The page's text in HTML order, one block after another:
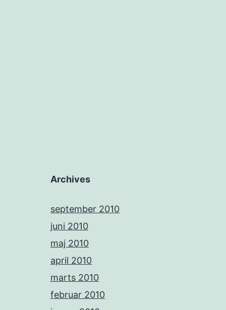
Archives
september 2010
juni 2010
maj 2010
april 2010
marts 2010
februar 2010